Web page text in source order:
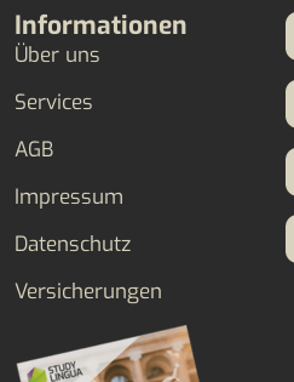
Informationen
Über uns
Services
AGB
Impressum
Datenschutz
Versicherungen